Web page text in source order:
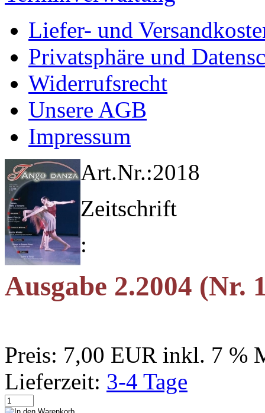
Liefer- und
Privatsphäre und
Widerrufsrecht
Unsere AGB
Impressum
Art.Nr.:2018
Zeitschrift
:
Ausgabe 2.2004 (Nr.
Preis: 7,00 EUR inkl. 7 %
Lieferzeit: 3-4 Tage